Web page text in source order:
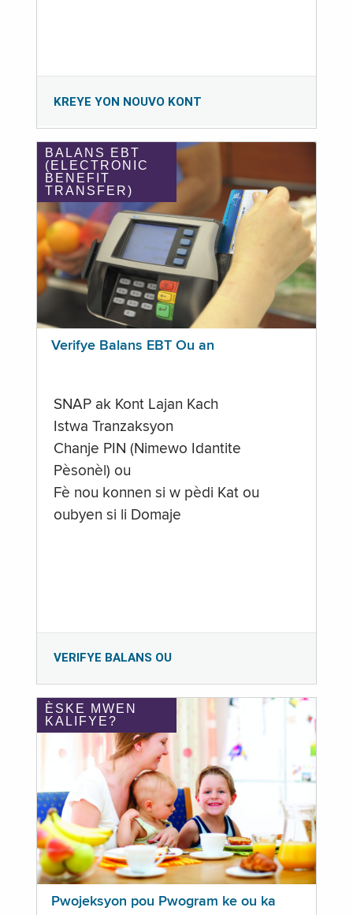
KREYE YON NOUVO KONT
BALANS EBT
(ELECTRONIC
BENEFIT
TRANSFER)
Verifye Balans EBT Ou an
SNAP ak Kont Lajan Kach
Istwa Tranzaksyon
Chanje PIN (Nimewo Idantite
Pèsonèl) ou
Fè nou konnen si w pèdi Kat ou
oubyen si li Domaje
VERIFYE BALANS OU
ÈSKE MWEN
KALIFYE?
Pwojeksyon pou Pwogram ke ou ka